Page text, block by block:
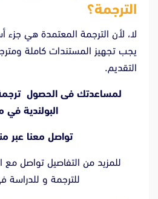
الترجمة؟
لا، لأن الترجمة المعتمدة هي
يجب تجهيز المستندات كاملة
التقديم.
لمساعدتك فى الحصول
البولندية في
تواصل معنا عبر
للمزيد من التفاصيل تواصل مع
للترجمة و للدراسة